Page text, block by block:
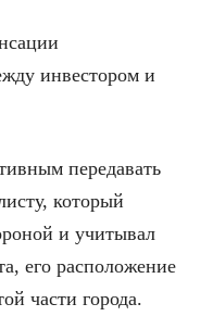
инвестором и
передавать
который
и учитывал
его расположение
части города.